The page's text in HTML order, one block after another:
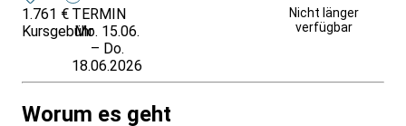
1.761 €
Kursgebühr
TERMIN
Mo. 15.06.
– Do.
18.06.2026
Nicht länger
verfügbar
Worum es geht